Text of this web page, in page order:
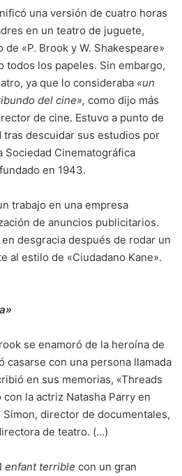
una versión de cuatro horas
en un teatro de juguete,
«P. Brook y W. Shakespeare»
todos los papeles. Sin embargo,
ya que lo consideraba «un
del cine», como dijo más
de cine. Estuvo a punto de
tras descuidar sus estudios por
Sociedad Cinematográfica
en 1943.
trabajo en una empresa
de anuncios publicitarios.
desgracia después de rodar un
al estilo de «Ciudadano Kane».
se enamoró de la heroína de
casarse con una persona llamada
en sus memorias, «Threads
la actriz Natasha Parry en
Simon, director de documentales,
de teatro. (…)
enfant terrible con un gran